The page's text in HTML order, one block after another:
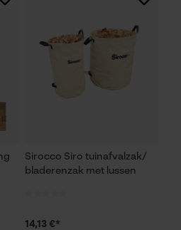
Sirocco Siro tuinafvalzak/
bladerenzak met lussen
14,13 €*
Tracking
functionele